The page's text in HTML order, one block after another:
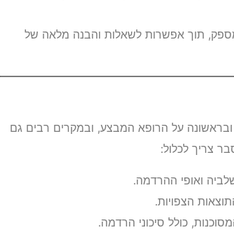
תוך אפשרות לשאלות והבנה מלאה של
על הרופא המבצע, ובמקרים רבים גם
צריך לכלול:
ואופי ההרדמה.
הצפויות.
כולל סיכוני הרדמה.